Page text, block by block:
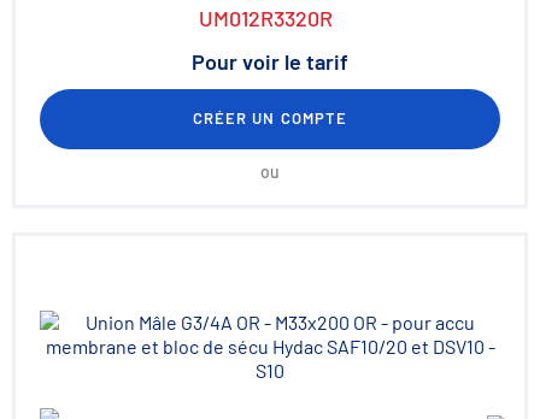
UM012R3320R
Pour voir le tarif
CRÉER UN COMPTE
ou